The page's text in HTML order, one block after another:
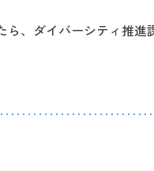
、ダイバーシティ推進